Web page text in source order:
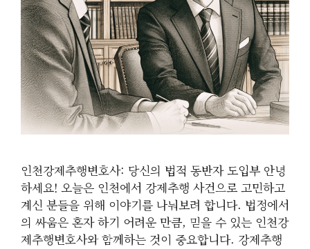
인천강제추행변호사: 당신의 법적 동반자 도입부 안녕
하세요! 오늘은 인천에서 강제추행 사건으로 고민하고
계신 분들을 위해 이야기를 나눠보려 합니다. 법정에서
의 싸움은 혼자 하기 어려운 만큼, 믿을 수 있는 인천강
제추행변호사와 함께하는 것이 중요합니다. 강제추행